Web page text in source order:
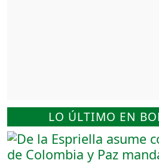
LO ÚLTIMO EN